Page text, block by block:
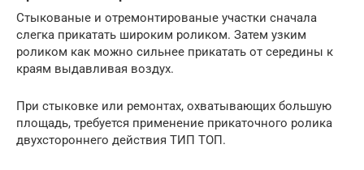
Стыкованые и отремонтированые участки сначала
слегка прикатать широким роликом. Затем узким
роликом как можно сильнее прикатать от середины к
краям выдавливая воздух.
При стыковке или ремонтах, охватывающих большую
площадь, требуется применение прикаточного ролика
двухстороннего действия ТИП ТОП.